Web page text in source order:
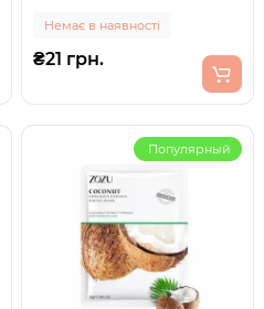
Немає в наявності
₴21 грн.
Популярный